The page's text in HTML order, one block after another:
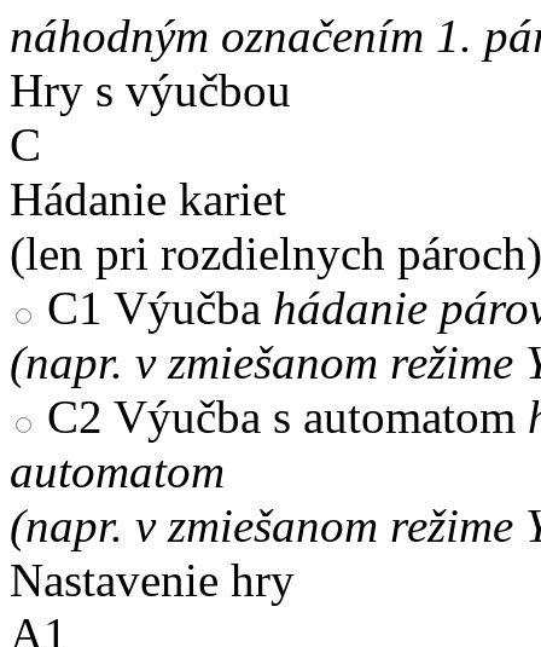
náhodným označením 1.
Hry s výučbou
C
Hádanie kariet
(len pri rozdielnych pároch)
C1 Výučba hádanie
(napr. v zmiešanom režime
C2 Výučba s automatom
automatom
(napr. v zmiešanom režime
Nastavenie hry
A1